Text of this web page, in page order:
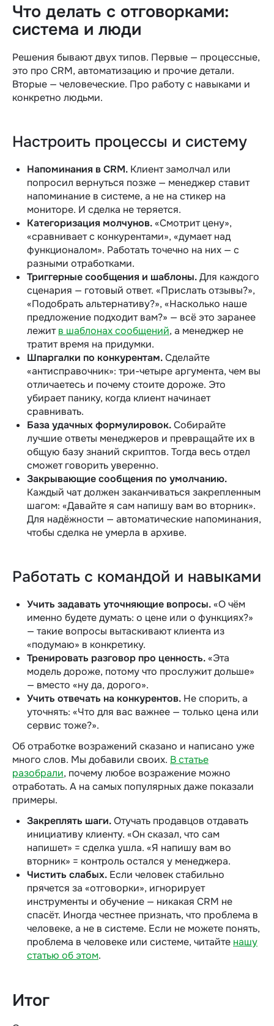
Что делать с отговорками:
система и люди
Решения бывают двух типов. Первые — процессные,
это про CRM, автоматизацию и прочие детали.
Вторые — человеческие. Про работу с навыками и
конкретно людьми.
Настроить процессы и систему
Напоминания в CRM. Клиент замолчал или
попросил вернуться позже — менеджер ставит
напоминание в системе, а не на стикер на
мониторе. И сделка не теряется.
Категоризация молчунов.«Смотрит цену»,
«сравнивает с конкурентами», «думает над
функционалом». Работать точечно на них — с
разными отработками.
Триггерные сообщения и шаблоны.Для каждого
сценария — готовый ответ. «Прислать отзывы?»,
«Подобрать альтернативу?», «Насколько наше
предложение подходит вам?» — всё это заранее
лежитв шаблонах сообщений, а менеджер не
тратит время на придумки.
Шпаргалки по конкурентам.Сделайте
«антисправочник»: три-четыре аргумента, чем вы
отличаетесь и почему стоите дороже. Это
убирает панику, когда клиент начинает
сравнивать.
База удачных формулировок.Собирайте
лучшие ответы менеджеров и превращайте их в
общую базу знаний скриптов. Тогда весь отдел
сможет говорить уверенно.
Закрывающие сообщения по умолчанию.
Каждый чат должен заканчиваться закрепленным
шагом: «Давайте я сам напишу вам во вторник».
Для надёжности — автоматические напоминания,
чтобы сделка не умерла в архиве.
Работать с командой и навыками
Учить задавать уточняющие вопросы.«О чём
именно будете думать: о цене или о функциях?»
— такие вопросы вытаскивают клиента из
«подумаю» в конкретику.
Тренировать разговор про ценность.«Эта
модель дороже, потому что прослужит дольше»
— вместо «ну да, дорого».
Учить отвечать на конкурентов. Не спорить, а
уточнять: «Что для вас важнее — только цена или
сервис тоже?».
Об отработке возражений сказано и написано уже
много слов. Мы добавили своих. В статье
разобрали, почему любое возражение можно
отработать. А на самых популярных даже показали
примеры.
Закреплять шаги.Отучать продавцов отдавать
инициативу клиенту. «Он сказал, что сам
напишет» = сделка ушла. «Я напишу вам во
вторник» = контроль остался у менеджера.
Чистить слабых. Если человек стабильно
прячется за «отговорки», игнорирует
инструменты и обучение — никакая CRM не
спасёт. Иногда честнее признать, что проблема в
человеке, а не в системе. Если не можете понять,
проблема в человеке или системе, читайте нашу
статью об этом.
Итог